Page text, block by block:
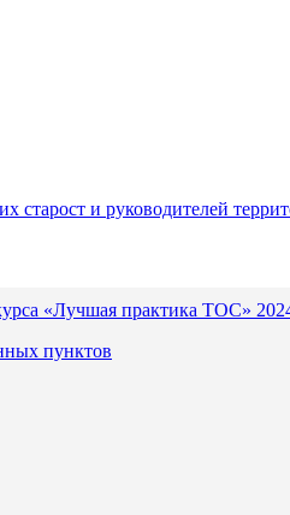
старост и руководителей
«Лучшая практика ТОС»
пунктов